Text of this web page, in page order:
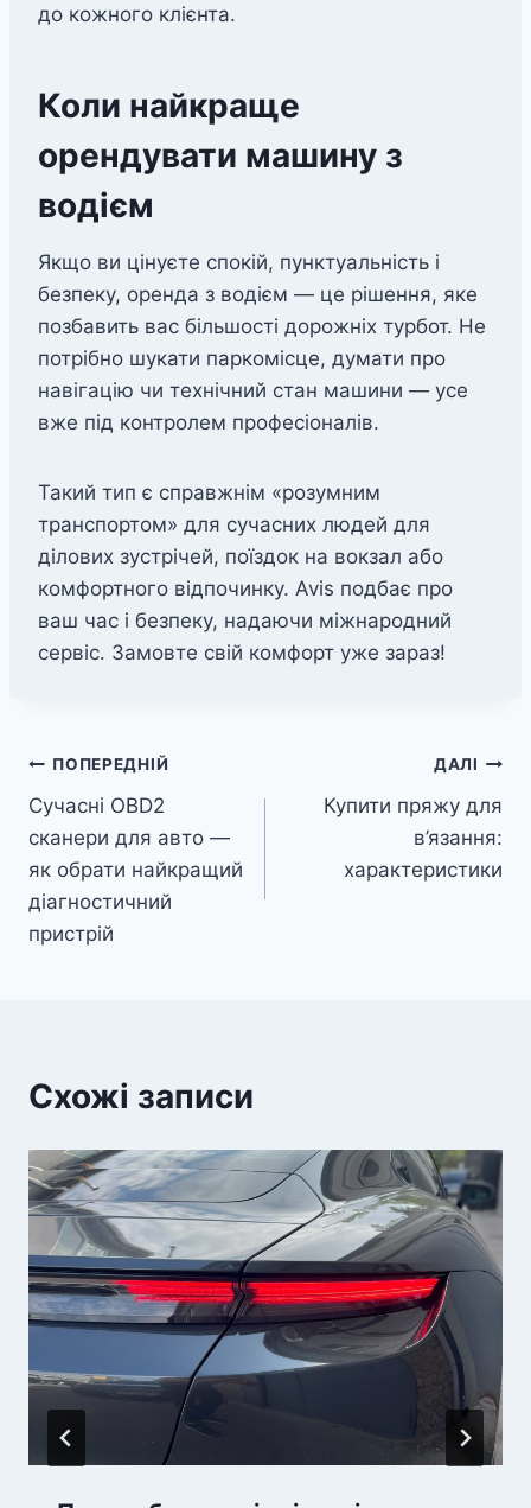
до кожного клієнта.
Коли найкраще
орендувати машину з
водієм
Якщо ви цінуєте спокій, пунктуальність і
безпеку, оренда з водієм — це рішення, яке
позбавить вас більшості дорожніх турбот. Не
потрібно шукати паркомісце, думати про
навігацію чи технічний стан машини — усе
вже під контролем професіоналів.
Такий тип є справжнім «розумним
транспортом» для сучасних людей для
ділових зустрічей, поїздок на вокзал або
комфортного відпочинку. Avis подбає про
ваш час і безпеку, надаючи міжнародний
сервіс. Замовте свій комфорт уже зараз!
Навігація
записів
ПОПЕРЕДНІЙ
Сучасні OBD2
сканери для авто —
як обрати найкращий
діагностичний
пристрій
ДАЛІ
Купити пряжу для
в’язання:
характеристики
Схожі записи